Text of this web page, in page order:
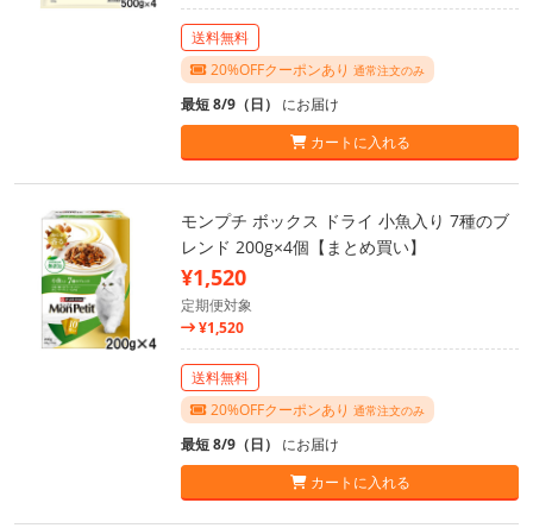
送料無料
20%OFFクーポンあり 通常注文のみ
最短 8/9（日） にお届け
カートに入れる
モンプチ ボックス ドライ 小魚入り 7種のブ
レンド 200g×4個【まとめ買い】
¥1,520
定期便対象
¥1,520
送料無料
20%OFFクーポンあり 通常注文のみ
最短 8/9（日） にお届け
カートに入れる